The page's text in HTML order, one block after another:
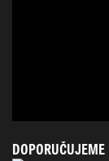
DOPORUČUJEME